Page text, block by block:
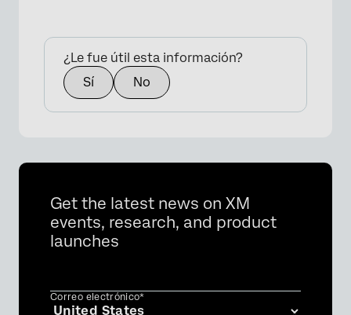
¿Le fue útil esta información?
Sí
No
Get the latest news on XM
events, research, and product
launches
Correo electrónico*